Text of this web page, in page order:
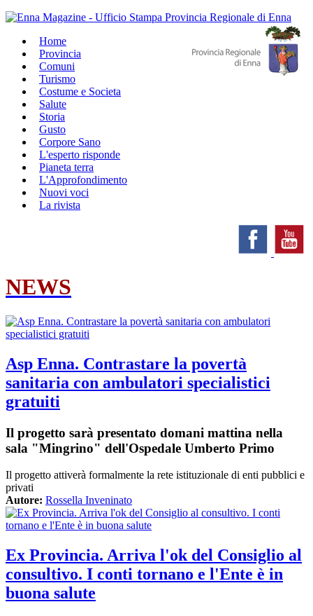
Home
Provincia
Comuni
Turismo
Costume e Societa
Salute
Storia
Gusto
Corpore Sano
L'esperto risponde
Pianeta terra
L'Approfondimento
Nuovi voci
La rivista
NEWS
Asp Enna. Contrastare la povertà
sanitaria con ambulatori specialistici
gratuiti
Il progetto sarà presentato domani mattina nella
sala "Mingrino" dell'Ospedale Umberto Primo
Il progetto attiverà formalmente la rete istituzionale di enti pubblici e
privati
Autore: Rossella Inveninato
Ex Provincia. Arriva l'ok del Consiglio al
consultivo. I conti tornano e l'Ente è in
buona salute